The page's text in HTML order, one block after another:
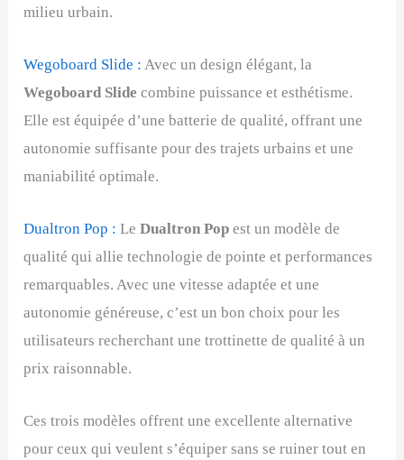
milieu urbain.
Wegoboard Slide :Avec un design élégant, la
Wegoboard Slide combine puissance et esthétisme.
Elle est équipée d’une batterie de qualité, offrant une
autonomie suffisante pour des trajets urbains et une
maniabilité optimale.
Dualtron Pop : LeDualtron Pop est un modèle de
qualité qui allie technologie de pointe et performances
remarquables. Avec une vitesse adaptée et une
autonomie généreuse, c’est un bon choix pour les
utilisateurs recherchant une trottinette de qualité à un
prix raisonnable.
Ces trois modèles offrent une excellente alternative
pour ceux qui veulent s’équiper sans se ruiner tout en